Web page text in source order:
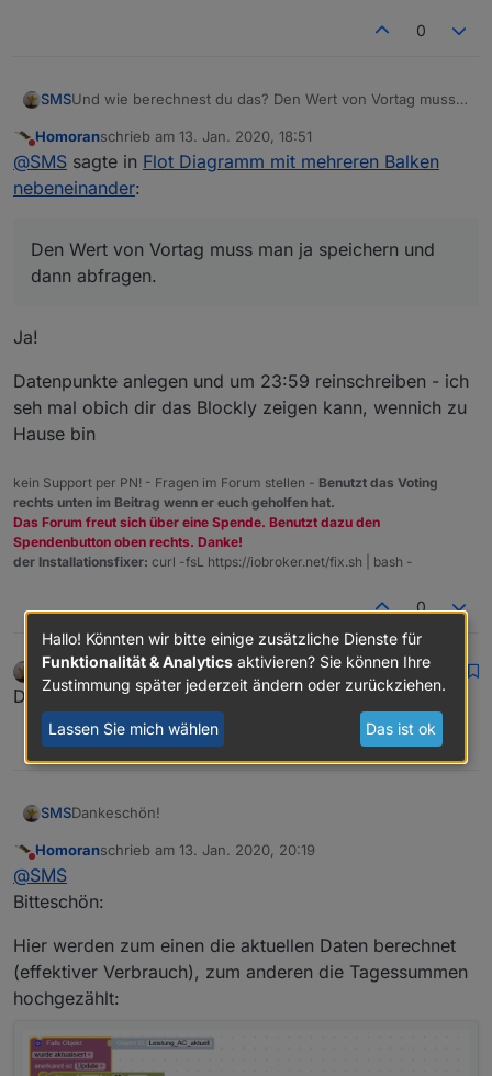
0
SMSUnd wie berechnest du das? Den Wert von Vortag muss
Nicht stören
Homoranschrieb am 13. Jan. 2020, 18:51
zuletzt editiert von
@SMS sagte in Flot Diagramm mit mehreren Balken
nebeneinander:
Den Wert von Vortag muss man ja speichern und
dann abfragen.
Ja!
Datenpunkte anlegen und um 23:59 reinschreiben - ich
seh mal obich dir das Blockly zeigen kann, wennich zu
Hause bin
kein Support per PN! - Fragen im Forum stellen - Benutzt das Voting
rechts unten im Beitrag wenn er euch geholfen hat.
Das Forum freut sich über eine Spende. Benutzt dazu den
Spendenbutton oben rechts. Danke!
der Installationsfixer: curl -fsL https://iobroker.net/fix.sh | bash -
0
Offline
SMSschrieb am13. Jan. 2020, 19:48
zuletzt editiert von
Dankeschön!
0
SMSDankeschön!
Nicht stören
Homoranschrieb am 13. Jan. 2020, 20:19
zuletzt editiert von
@SMS
Bitteschön:
Hier werden zum einen die aktuellen Daten berechnet
(effektiver Verbrauch), zum anderen die Tagessummen
hochgezählt:
Hallo! Könnten wir bitte einige zusätzliche Dienste für
Funktionalität & Analytics aktivieren? Sie können Ihre
Zustimmung später jederzeit ändern oder zurückziehen.
Lassen Sie mich wählen Das ist ok